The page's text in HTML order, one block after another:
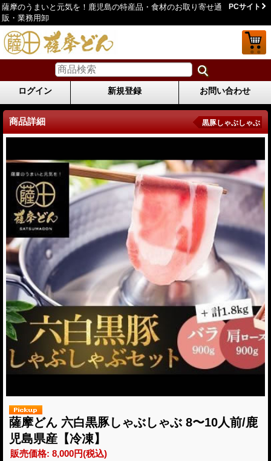
薩摩のうまいと元気を！鹿児島の特産品・食材のお取り寄せ通
販・業務用卸
PCサイト
ログイン 新規登録 お問い合わせ
商品詳細 黒豚しゃぶしゃぶ
薩摩どん 六白黒豚しゃぶしゃぶ 8〜10人前/鹿
児島県産【冷凍】
販売価格: 8,000円(税込)